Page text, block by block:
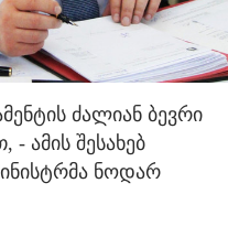
ძალიან ბევრი
- ამის შესახებ
ნოდარ